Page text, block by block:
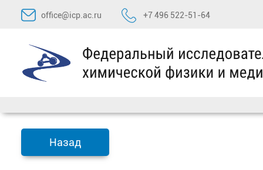
Перейти
содержимому
office@icp.ac.ru +7 496 522-51-64
Назад